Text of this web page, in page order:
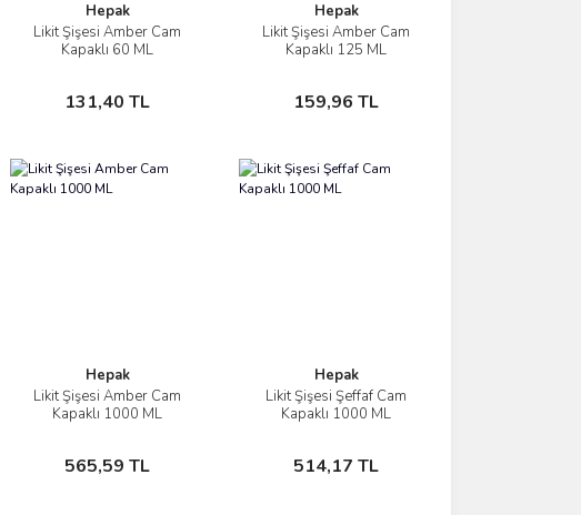
Hepak
Likit Şişesi Amber Cam
Kapaklı 60 ML
131,40 TL
İncele
Sepete Ekle
Hepak
Likit Şişesi Amber Cam
Kapaklı 125 ML
159,96 TL
İncele
Sepete Ekle
Hepak
Likit Şişesi Amber Cam
Kapaklı 1000 ML
565,59 TL
İncele
Sepete Ekle
Hepak
Likit Şişesi Şeffaf Cam
Kapaklı 1000 ML
514,17 TL
İncele
Sepete Ekle